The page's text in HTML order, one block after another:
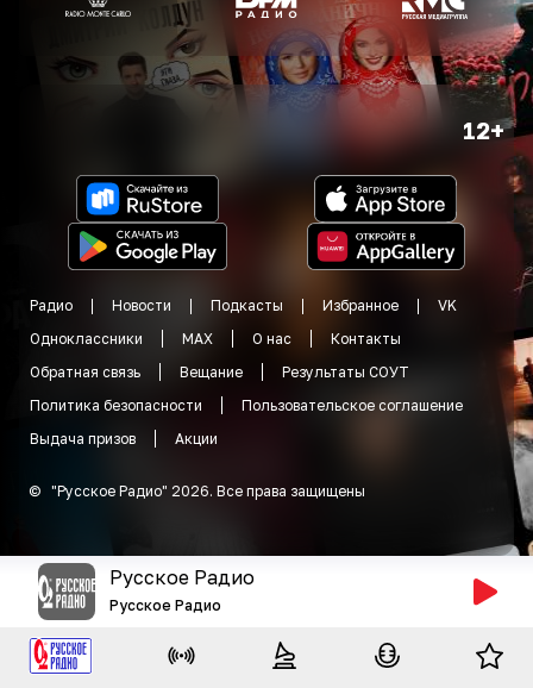
12+
Радио Новости Подкасты Избранное
VK
Одноклассники
MAX О нас
Контакты
Обратная связь
Вещание
Результаты СОУТ
Политика безопасности
Пользовательское соглашение
Выдача призов
Акции
© "Русское Радио" 2026. Все права защищены
Русское Радио
Русское Радио